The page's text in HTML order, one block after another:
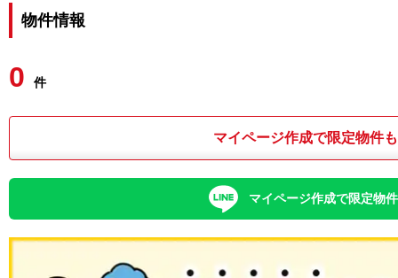
物件情報
0 件
マイページ作成で限定物件
マイページ作成で限定物